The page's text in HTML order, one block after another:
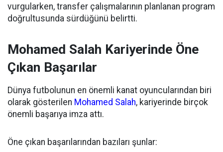
vurgularken, transfer çalışmalarının planlanan program
doğrultusunda sürdüğünü belirtti.
Mohamed Salah Kariyerinde Öne
Çıkan Başarılar
Dünya futbolunun en önemli kanat oyuncularından biri
olarak gösterilen Mohamed Salah, kariyerinde birçok
önemli başarıya imza attı.
Öne çıkan başarılarından bazıları şunlar: